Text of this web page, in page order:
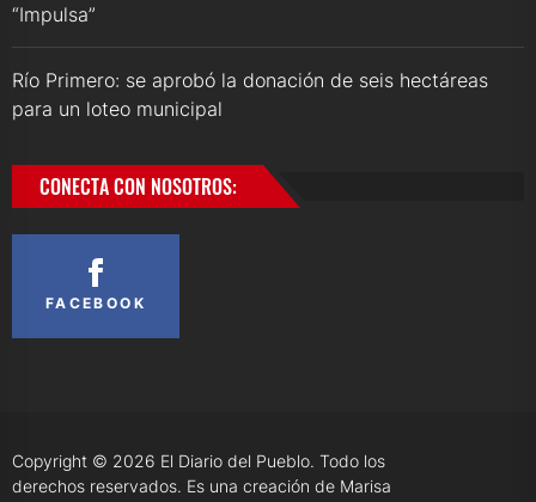
“Impulsa”
Río Primero: se aprobó la donación de seis hectáreas
para un loteo municipal
CONECTA CON NOSOTROS:
FACEBOOK
Copyright © 2026 El Diario del Pueblo. Todo los
derechos reservados. Es una creación de Marisa